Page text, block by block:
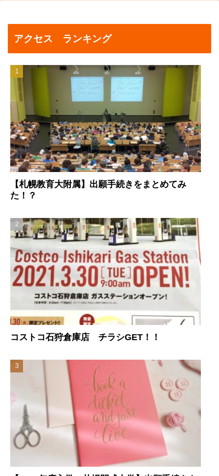
アクセス ランキング
【札幌教育大附属】出願手続きをまとめてみ
た！？
コストコ石狩倉庫店 チラシGET！！